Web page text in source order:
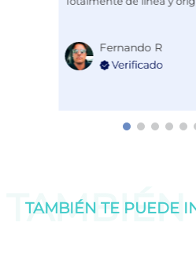
Fernando R
TAMBIÉN TE PUEDE